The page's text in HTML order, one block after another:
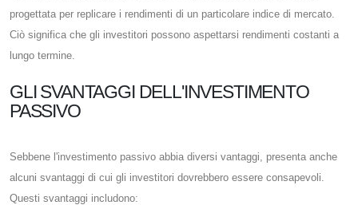
progettata per replicare i rendimenti di un particolare indice di mercato.
Ciò significa che gli investitori possono aspettarsi rendimenti costanti a
lungo termine.
GLI SVANTAGGI DELL'INVESTIMENTO
PASSIVO
Sebbene l'investimento passivo abbia diversi vantaggi, presenta anche
alcuni svantaggi di cui gli investitori dovrebbero essere consapevoli.
Questi svantaggi includono: